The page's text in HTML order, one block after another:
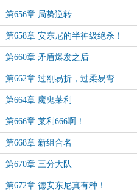
第656章 局势逆转
第658章 安东尼的半神级绝杀！
第660章 矛盾爆发之后
第662章 过刚易折，过柔易弯
第664章 魔鬼莱利
第666章 莱利666啊！
第668章 新组合名
第670章 三分大队
第672章 德安东尼真有种！